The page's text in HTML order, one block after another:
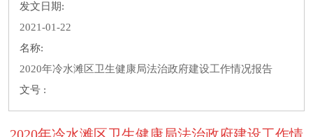
发文日期:
2021-01-22
名称:
2020年冷水滩区卫生健康局法治政府建设工作情况报告
文号 :